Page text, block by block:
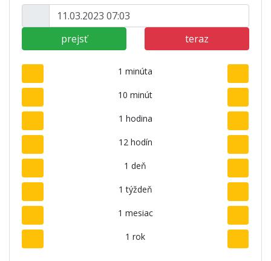
prejsť teraz
1 minúta
10 minút
1 hodina
12 hodín
1 deň
1 týždeň
1 mesiac
1 rok